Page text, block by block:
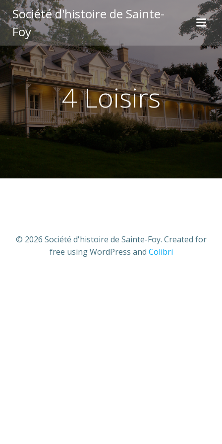
au
Société d'histoire de Sainte-
Foy
4 Loisirs
© 2026 Société d'histoire de Sainte-Foy. Created for
free using WordPress and Colibri